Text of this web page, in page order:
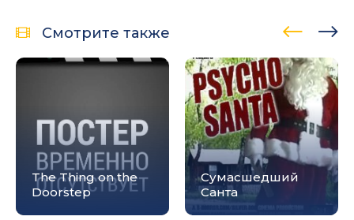
Смотрите также
The Thing on the
Doorstep
Сумасшедший
Санта